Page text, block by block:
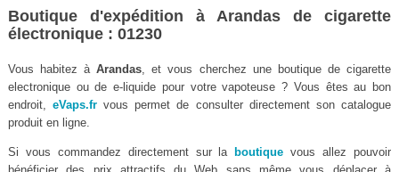
Boutique d'expédition à Arandas de cigarette
électronique : 01230
Vous habitez àArandas , et vous cherchez une boutique de cigarette
electronique ou de e-liquide pour votre vapoteuse ? Vous êtes au bon
endroit,eVaps.fr vous permet de consulter directement son catalogue
produit en ligne.
Si vous commandez directement sur la boutique vous allez pouvoir